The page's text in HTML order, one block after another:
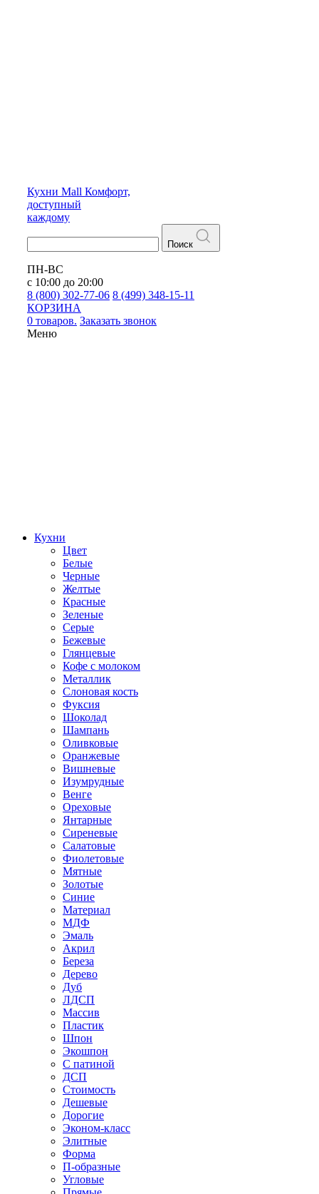
Кухни Mall Комфорт,
доступный
каждому
Поиск
ПН-ВС
с 10:00 до 20:00
8 (800) 302-77-06 8 (499) 348-15-11
КОРЗИНА
0 товаров. Заказать звонок
Меню
Кухни
Цвет
Белые
Черные
Желтые
Красные
Зеленые
Серые
Бежевые
Глянцевые
Кофе с молоком
Металлик
Слоновая кость
Фуксия
Шоколад
Шампань
Оливковые
Оранжевые
Вишневые
Изумрудные
Венге
Ореховые
Янтарные
Сиреневые
Салатовые
Фиолетовые
Мятные
Золотые
Синие
Материал
МДФ
Эмаль
Акрил
Береза
Дерево
Дуб
ЛДСП
Массив
Пластик
Шпон
Экошпон
С патиной
ДСП
Стоимость
Дешевые
Дорогие
Эконом-класс
Элитные
Форма
П-образные
Угловые